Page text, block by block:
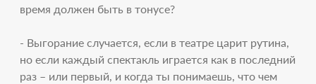
время должен быть в тонусе?
- Выгорание случается, если в театре царит рутина,
но если каждый спектакль играется как в последний
раз – или первый, и когда ты понимаешь, что чем